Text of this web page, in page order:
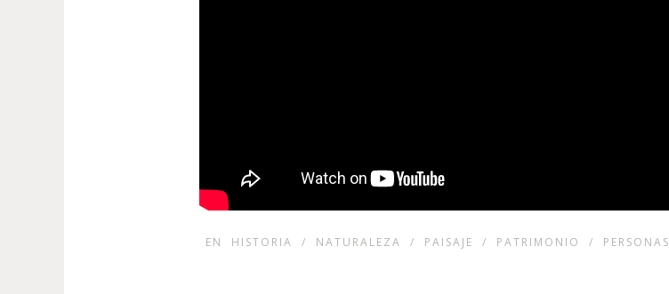
EN HISTORIA / NATURALEZA / PAISAJE / PATRIMONIO / PERSONAS